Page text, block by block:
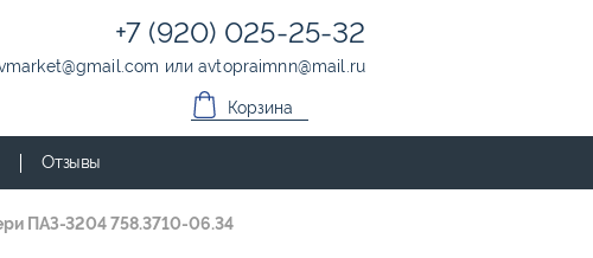
ПАЗ-3204 758.3710-06.34
+7 (920) 025-25-32
@gmail.com илиavtopraimnn@mail.ru
Корзина
Отзывы